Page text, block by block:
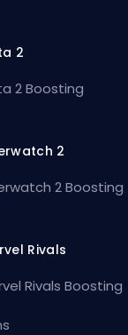
2
2 Boosting
2
2 Boosting
Rivals
Rivals Boosting